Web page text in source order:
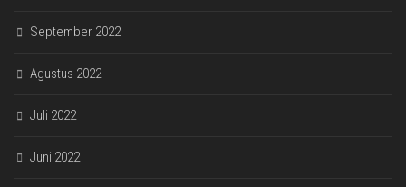
September 2022
Agustus 2022
Juli 2022
Juni 2022